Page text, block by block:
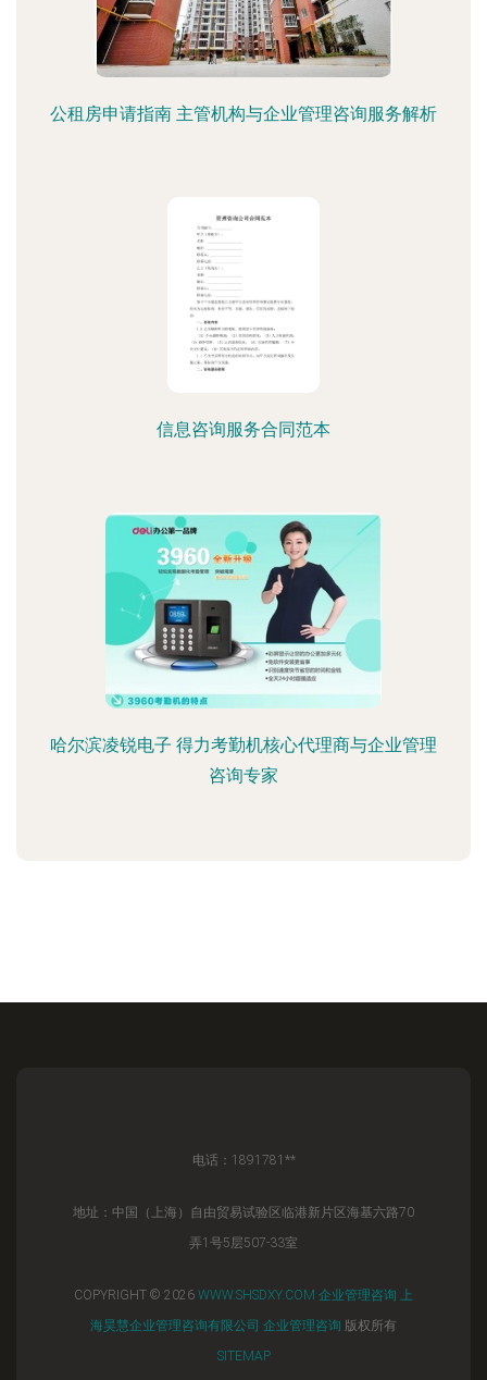
公租房申请指南 主管机构与企业管理咨询服务解析
信息咨询服务合同范本
哈尔滨凌锐电子 得力考勤机核心代理商与企业管理
咨询专家
电话：1891781**
地址：中国（上海）自由贸易试验区临港新片区海基六路70
弄1号5层507-33室
COPYRIGHT © 2026 WWW.SHSDXY.COM 企业管理咨询
上
海昊慧企业管理咨询有限公司 企业管理咨询 版权所有
SITEMAP